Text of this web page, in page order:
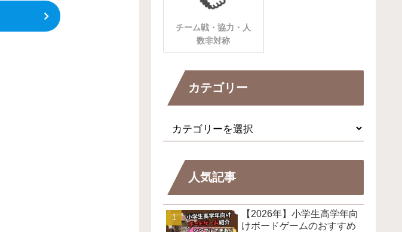
チーム戦・協力・人
数非対称
カテゴリー
人気記事
【2026年】小学生高学年向
けボードゲームのおすすめ